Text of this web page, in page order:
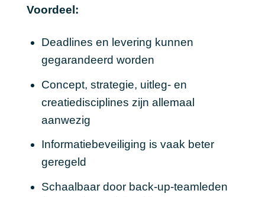
Voordeel:
Deadlines en levering kunnen
gegarandeerd worden
Concept, strategie, uitleg- en
creatiedisciplines zijn allemaal
aanwezig
Informatiebeveiliging is vaak beter
geregeld
Schaalbaar door back-up-teamleden